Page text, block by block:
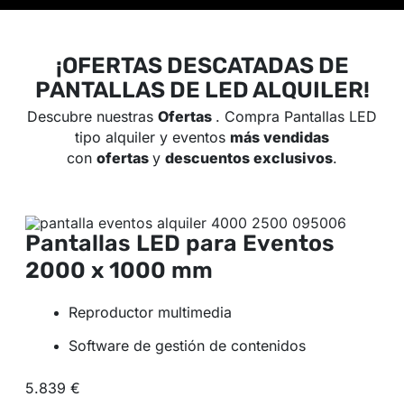
¡OFERTAS DESCATADAS DE
PANTALLAS DE LED ALQUILER!
Descubre nuestras Ofertas . Compra Pantallas LED
tipo alquiler y eventos más vendidas
con ofertas y descuentos exclusivos.
Pantallas LED para Eventos
2000 x 1000 mm
Reproductor multimedia
Software de gestión de contenidos
5.839 €